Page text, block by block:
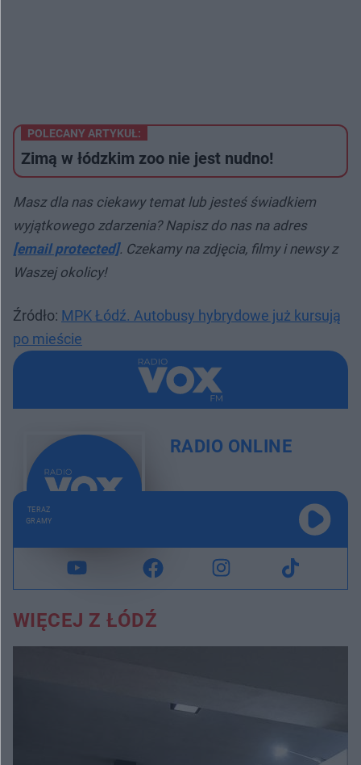
POLECANY ARTYKUŁ:
​Zimą w łódzkim zoo nie jest nudno!
Masz dla nas ciekawy temat lub jesteś świadkiem
wyjątkowego zdarzenia? Napisz do nas na adres
[email protected]. Czekamy na zdjęcia, filmy i newsy z
Waszej okolicy!
Źródło: MPK Łódź. Autobusy hybrydowe już kursują
po mieście
RADIO ONLINE
TERAZ
GRAMY
WIĘCEJ Z ŁÓDŹ